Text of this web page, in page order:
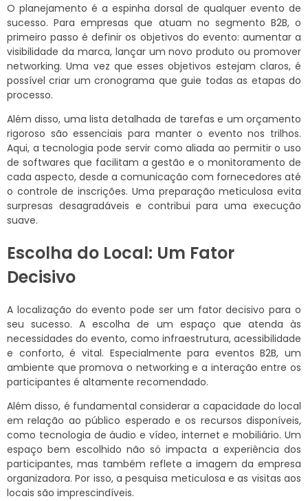
O planejamento é a espinha dorsal de qualquer evento de
sucesso. Para empresas que atuam no segmento B2B, o
primeiro passo é definir os objetivos do evento: aumentar a
visibilidade da marca, lançar um novo produto ou promover
networking. Uma vez que esses objetivos estejam claros, é
possível criar um cronograma que guie todas as etapas do
processo.
Além disso, uma lista detalhada de tarefas e um orçamento
rigoroso são essenciais para manter o evento nos trilhos.
Aqui, a tecnologia pode servir como aliada ao permitir o uso
de softwares que facilitam a gestão e o monitoramento de
cada aspecto, desde a comunicação com fornecedores até
o controle de inscrições. Uma preparação meticulosa evita
surpresas desagradáveis e contribui para uma execução
suave.
Escolha do Local: Um Fator
Decisivo
A localização do evento pode ser um fator decisivo para o
seu sucesso. A escolha de um espaço que atenda às
necessidades do evento, como infraestrutura, acessibilidade
e conforto, é vital. Especialmente para eventos B2B, um
ambiente que promova o networking e a interação entre os
participantes é altamente recomendado.
Além disso, é fundamental considerar a capacidade do local
em relação ao público esperado e os recursos disponíveis,
como tecnologia de áudio e vídeo, internet e mobiliário. Um
espaço bem escolhido não só impacta a experiência dos
participantes, mas também reflete a imagem da empresa
organizadora. Por isso, a pesquisa meticulosa e as visitas aos
locais são imprescindíveis.